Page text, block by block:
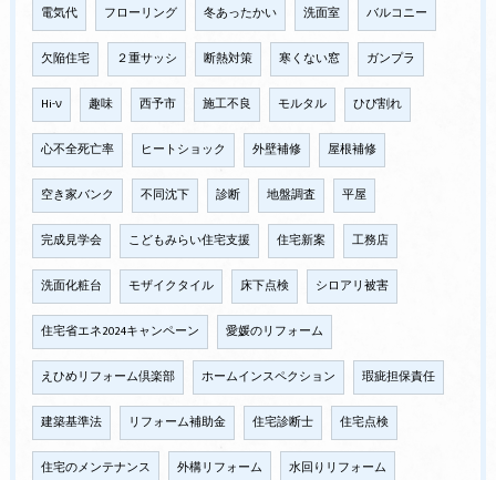
電気代 フローリング 冬あったかい 洗面室 バルコニー
欠陥住宅 ２重サッシ 断熱対策 寒くない窓 ガンプラ
Hi-ν 趣味 西予市 施工不良 モルタル ひび割れ
心不全死亡率 ヒートショック 外壁補修 屋根補修
空き家バンク 不同沈下 診断 地盤調査 平屋
完成見学会 こどもみらい住宅支援 住宅新案 工務店
洗面化粧台 モザイクタイル 床下点検 シロアリ被害
住宅省エネ2024キャンペーン 愛媛のリフォーム
えひめリフォーム倶楽部 ホームインスペクション 瑕疵担保責任
建築基準法 リフォーム補助金 住宅診断士 住宅点検
住宅のメンテナンス 外構リフォーム 水回りリフォーム